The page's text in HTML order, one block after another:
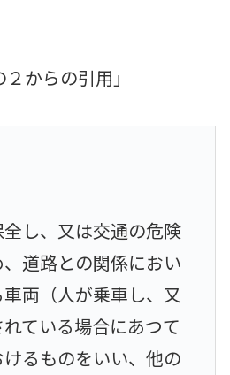
からの引用」
し、又は交通の危険
道路との関係におい
両（人が乗車し、又
ている場合にあつて
るものをいい、他の